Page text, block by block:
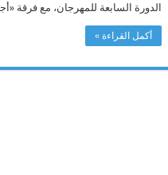
الدورة السابعة للمهرجان، مع فرقة
أكمل القراءة »